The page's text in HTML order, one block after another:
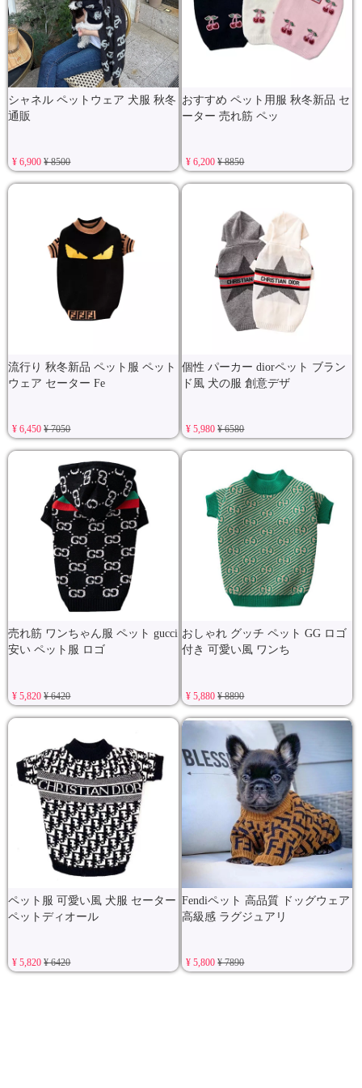
シャネル ペットウェア 犬服 秋冬
通販
¥ 6,900¥ 8500
おすすめ ペット用服 秋冬新品 セ
ーター 売れ筋 ペッ
¥ 6,200¥ 8850
流行り 秋冬新品 ペット服 ペット
ウェア セーター Fe
¥ 6,450¥ 7050
個性 パーカー diorペット ブラン
ド風 犬の服 創意デザ
¥ 5,980¥ 6580
売れ筋 ワンちゃん服 ペット gucci
安い ペット服 ロゴ
¥ 5,820¥ 6420
おしゃれ グッチ ペット GG ロゴ
付き 可愛い風 ワンち
¥ 5,880¥ 8890
ペット服 可愛い風 犬服 セーター
ペットディオール
¥ 5,820¥ 6420
Fendiペット 高品質 ドッグウェア
高級感 ラグジュアリ
¥ 5,800¥ 7890